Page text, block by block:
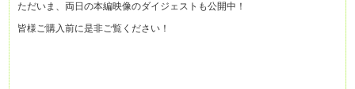
ただいま、両日の本編映像のダイジェストも公開中！
皆様ご購入前に是非ご覧ください！